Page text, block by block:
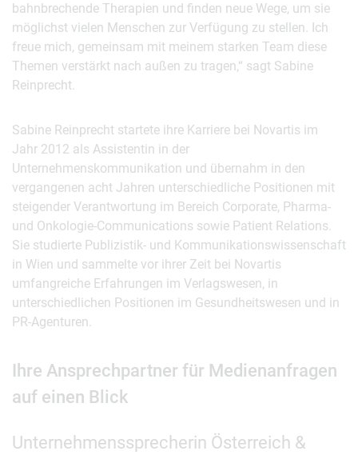
bahnbrechende Therapien und finden neue Wege, um sie
möglichst vielen Menschen zur Verfügung zu stellen. Ich
freue mich, gemeinsam mit meinem starken Team diese
Themen verstärkt nach außen zu tragen,“ sagt Sabine
Reinprecht.
Sabine Reinprecht startete ihre Karriere bei Novartis im
Jahr 2012 als Assistentin in der
Unternehmenskommunikation und übernahm in den
vergangenen acht Jahren unterschiedliche Positionen mit
steigender Verantwortung im Bereich Corporate, Pharma-
und Onkologie-Communications sowie Patient Relations.
Sie studierte Publizistik- und Kommunikationswissenschaft
in Wien und sammelte vor ihrer Zeit bei Novartis
umfangreiche Erfahrungen im Verlagswesen, in
unterschiedlichen Positionen im Gesundheitswesen und in
PR-Agenturen.
Ihre Ansprechpartner für Medienanfragen
auf einen Blick
Unternehmenssprecherin Österreich &